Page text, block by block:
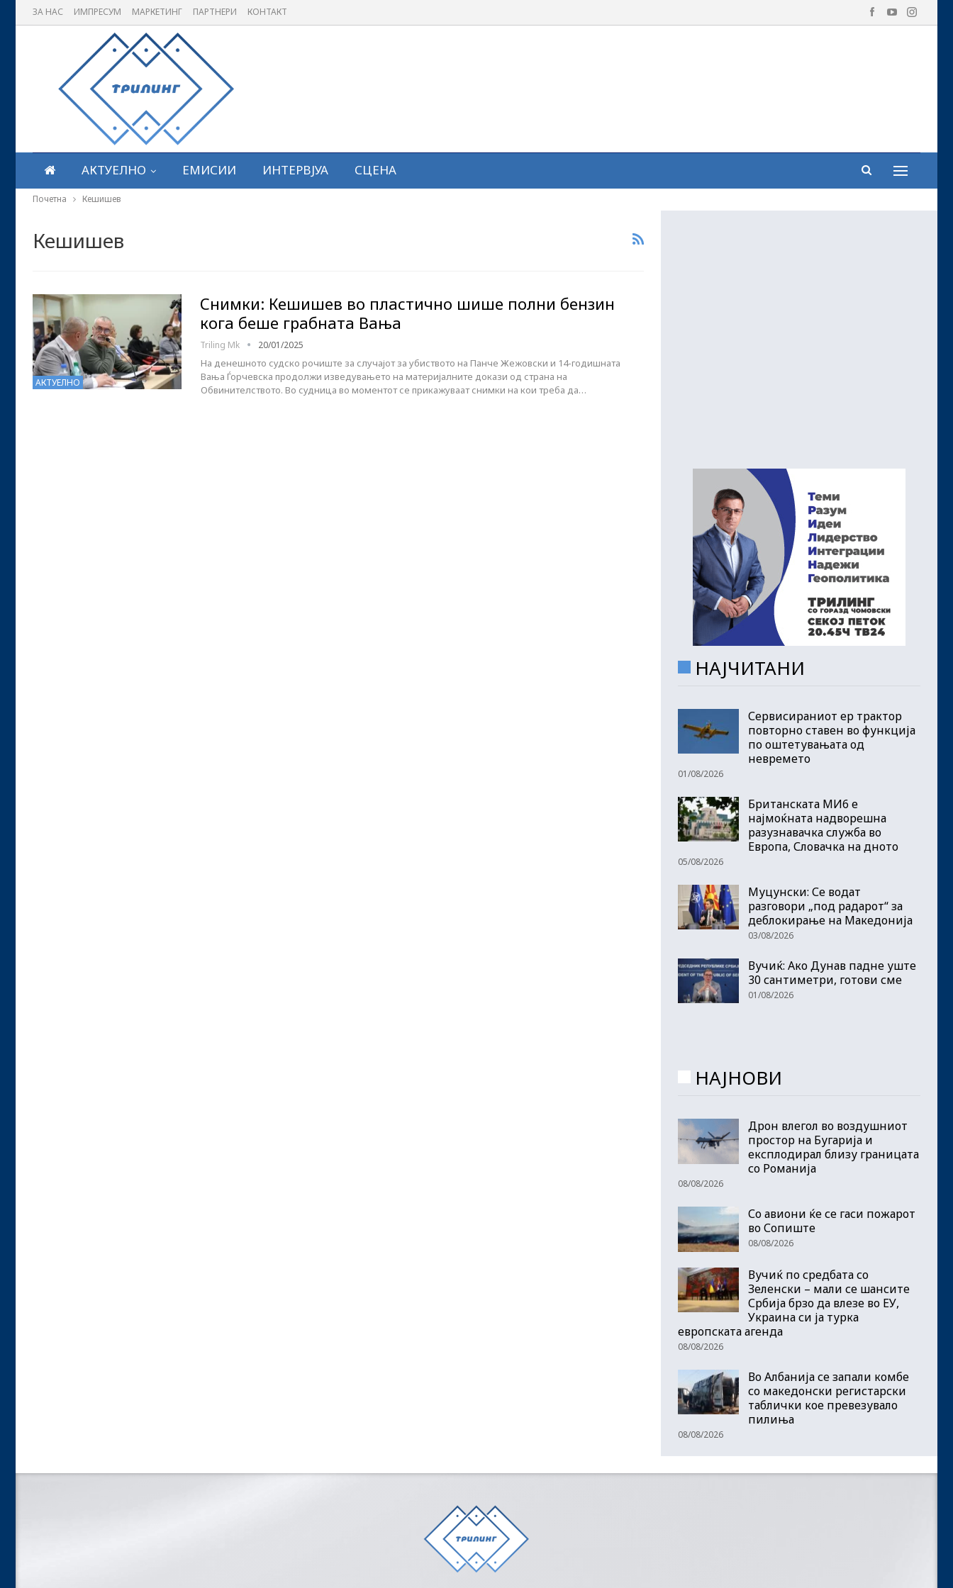
ЗА НАС ИМПРЕСУМ МАРКЕТИНГ ПАРТНЕРИ КОНТАКТ
АКТУЕЛНО ЕМИСИИ ИНТЕРВЈУА СЦЕНА
Почетна Кешишев
Кешишев
АКТУЕЛНО
Снимки: Кешишев во пластично шише полни бензин
кога беше грабната Вања
Triling Mk 20/01/2025
На денешното судско рочиште за случајот за убиството на Панче Жежовски и 14-годишната
Вања Ѓорчевска продолжи изведувањето на материјалните докази од страна на
Обвинителството. Во судница во моментот се прикажуваат снимки на кои треба да…
НАЈЧИТАНИ
Сервисираниот ер трактор
повторно ставен во функција
по оштетувањата од
невремето
01/08/2026
Британската МИ6 е
најмоќната надворешна
разузнавачка служба во
Европа, Словачка на дното
05/08/2026
Муцунски: Се водат
разговори „под радарот“ за
деблокирање на Македонија
03/08/2026
Вучиќ: Ако Дунав падне уште
30 сантиметри, готови сме
01/08/2026
НАЈНОВИ
Дрон влегол во воздушниот
простор на Бугарија и
експлодирал близу границата
со Романија
08/08/2026
Со авиони ќе се гаси пожарот
во Сопиште
08/08/2026
Вучиќ по средбата со
Зеленски – мали се шансите
Србија брзо да влезе во ЕУ,
Украина си ја турка
европската агенда
08/08/2026
Во Албанија се запали комбе
со македонски регистарски
таблички кое превезувало
пилиња
08/08/2026